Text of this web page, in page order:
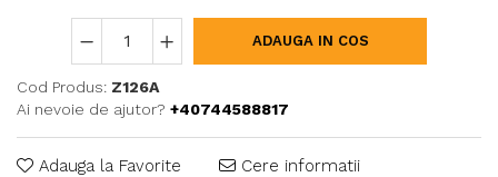
ADAUGA IN COS
Cod Produs: Z126A
Ai nevoie de ajutor? +40744588817
Adauga la Favorite Cere informatii